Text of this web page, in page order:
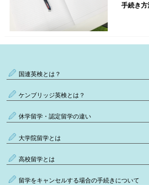
手続き
国連英検とは？
ケンブリッジ英検とは？
休学留学・認定留学の違い
大学院留学とは
高校留学とは
留学をキャンセルする場合の手続きについて